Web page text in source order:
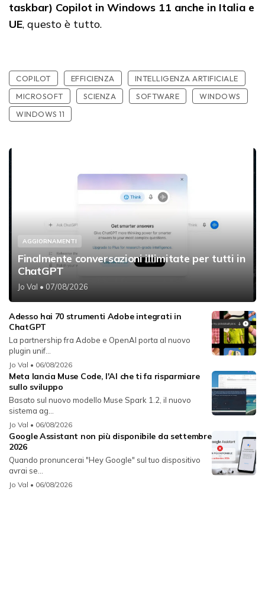
taskbar) Copilot in Windows 11 anche in Italia e
UE, questo è tutto.
COPILOT EFFICIENZA
INTELLIGENZA ARTIFICIALE
MICROSOFT
SCIENZA SOFTWARE
WINDOWS
WINDOWS 11
AGGIORNAMENTI
Finalmente conversazioni illimitate per tutti in
ChatGPT
Jo Val • 07/08/2026
Adesso hai 70 strumenti Adobe integrati in
ChatGPT
La partnership fra Adobe e OpenAI porta al nuovo
plugin unif...
Jo Val • 06/08/2026
Meta lancia Muse Code, l'AI che ti fa risparmiare
sullo sviluppo
Basato sul nuovo modello Muse Spark 1.2, il nuovo
sistema ag...
Jo Val • 06/08/2026
Google Assistant non più disponibile da settembre
2026
Quando pronuncerai "Hey Google" sul tuo dispositivo
avrai se...
Jo Val • 06/08/2026